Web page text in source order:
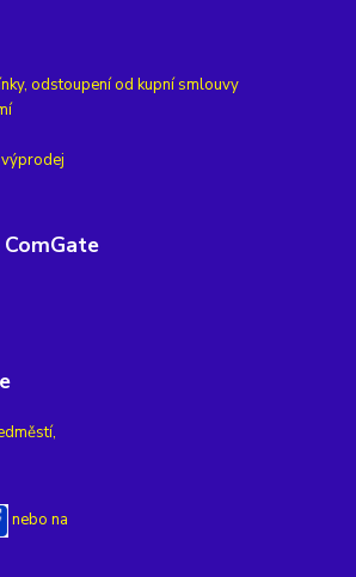
odstoupení od kupní smlouvy
nebo na